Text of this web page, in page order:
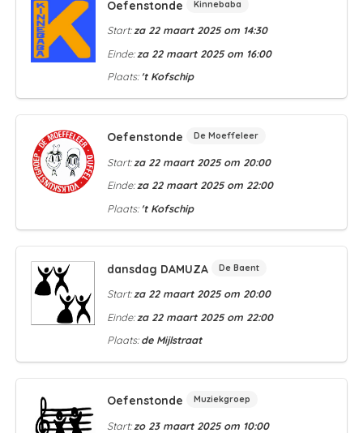
Oefenstonde Kinnebaba
Start:za 22 maart 2025 om 14:30
Einde:za 22 maart 2025 om 16:00
Plaats:'t Kofschip
Oefenstonde De Moeffeleer
Start:za 22 maart 2025 om 20:00
Einde:za 22 maart 2025 om 22:00
Plaats:'t Kofschip
dansdag DAMUZA De Baent
Start:za 22 maart 2025 om 20:00
Einde:za 22 maart 2025 om 22:00
Plaats:de Mijlstraat
Oefenstonde Muziekgroep
Start:zo 23 maart 2025 om 10:00